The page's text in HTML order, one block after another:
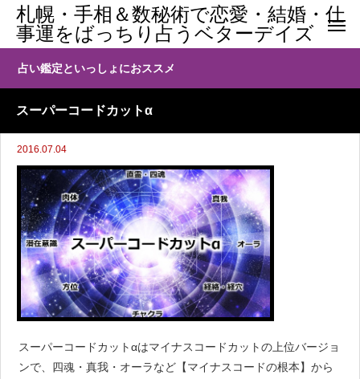
札幌・手相＆数秘術で恋愛・結婚・仕
事運をばっちり占うベターデイズ
占い鑑定といっしょにおススメ
スーパーコードカットα
2016.07.04
スーパーコードカットαはマイナスコードカットの上位バージョ
ンで、四魂・真我・オーラなど【マイナスコードの根本】から